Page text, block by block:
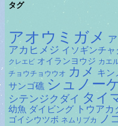
タグ
アオウミガメ
アカヒメジ イソギンチャ
クレエビ オイランヨウジ カエ
チョウチョウウオ カメ キン
サンゴ礁 シュノー
シテンジクダイ タイ
幼魚 ダイビング トウアカ
ゴイシウツボ ネムリブカ ノ